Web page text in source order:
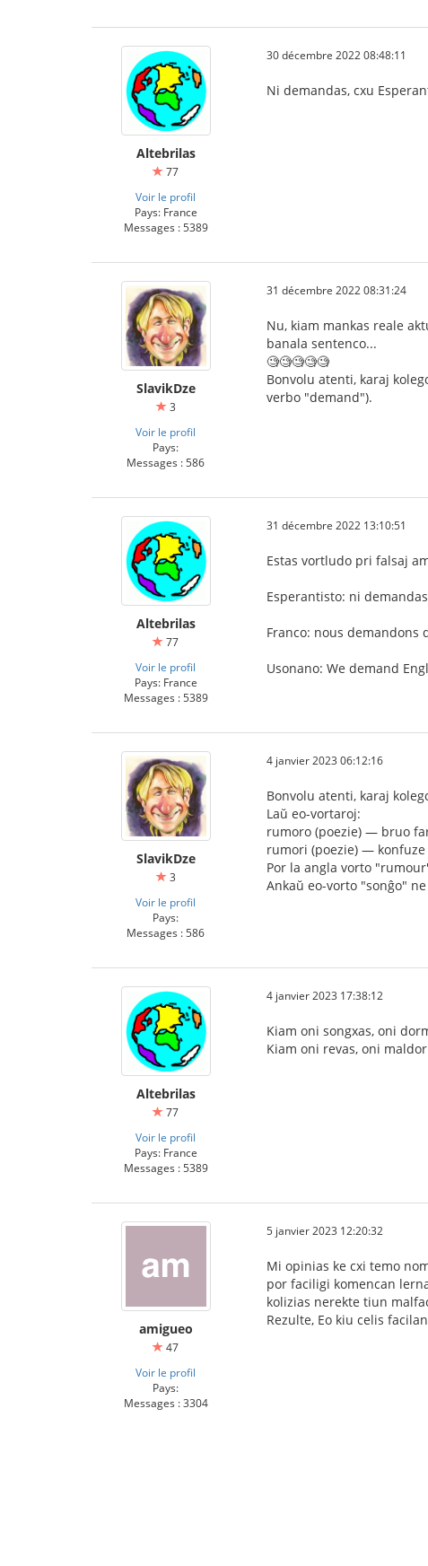
Altebrilas
77
Voir le profil
Pays: France
Messages : 5389
30 décembre 2022 08:48:11
Ni demandas, cxu
SlavikDze
3
Voir le profil
Pays:
Messages : 586
31 décembre 2022 08:31:24
Nu, kiam mankas reale
banala sentenco...
🧐🧐🧐🧐🧐
Bonvolu atenti, karaj
verbo "demand").
Altebrilas
77
Voir le profil
Pays: France
Messages : 5389
31 décembre 2022 13:10:51
Estas vortludo pri falsaj
Esperantisto: ni
Franco: nous
Usonano: We demand
SlavikDze
3
Voir le profil
Pays:
Messages : 586
4 janvier 2023 06:12:16
Bonvolu atenti, karaj
Laŭ eo-vortaroj:
rumoro (poezie) — bruo
rumori (poezie) — konfuze
Por la angla vorto
Ankaŭ eo-vorto "sonĝo"
Altebrilas
77
Voir le profil
Pays: France
Messages : 5389
4 janvier 2023 17:38:12
Kiam oni songxas, oni
Kiam oni revas, oni
amigueo
47
Voir le profil
Pays:
Messages : 3304
5 janvier 2023 12:20:32
Mi opinias ke cxi temo
por faciligi komencan
kolizias nerekte tiun
Rezulte, Eo kiu celis